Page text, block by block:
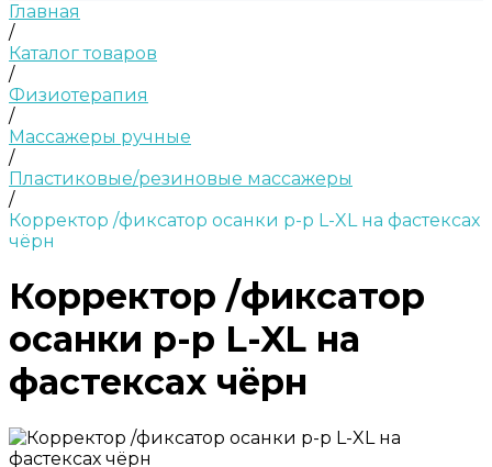
Главная
/
Каталог товаров
/
Физиотерапия
/
Массажеры ручные
/
Пластиковые/резиновые массажеры
/
Корректор /фиксатор осанки р-р L-XL на фастексах
чёрн
Корректор /фиксатор
осанки р-р L-XL на
фастексах чёрн